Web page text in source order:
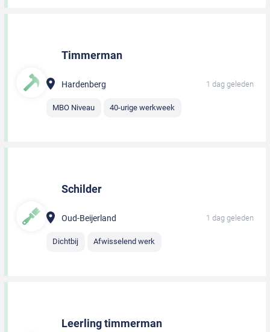
Timmerman
Hardenberg 1 dag geleden
MBO Niveau 40-urige werkweek
Schilder
Oud-Beijerland 1 dag geleden
Dichtbij Afwisselend werk
Leerling timmerman